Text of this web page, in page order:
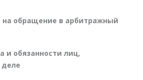
на обращение в арбитражный
и обязанности лиц,